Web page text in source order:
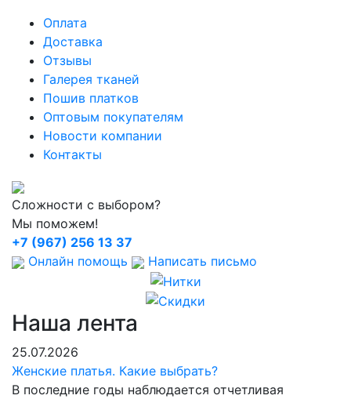
Оплата
Доставка
Отзывы
Галерея тканей
Пошив платков
Оптовым покупателям
Новости компании
Контакты
Сложности с выбором?
Мы поможем!
+7 (967) 256 13 37
Онлайн помощь
Написать письмо
Наша лента
25.07.2026
Женские платья. Какие выбрать?
В последние годы наблюдается отчетливая